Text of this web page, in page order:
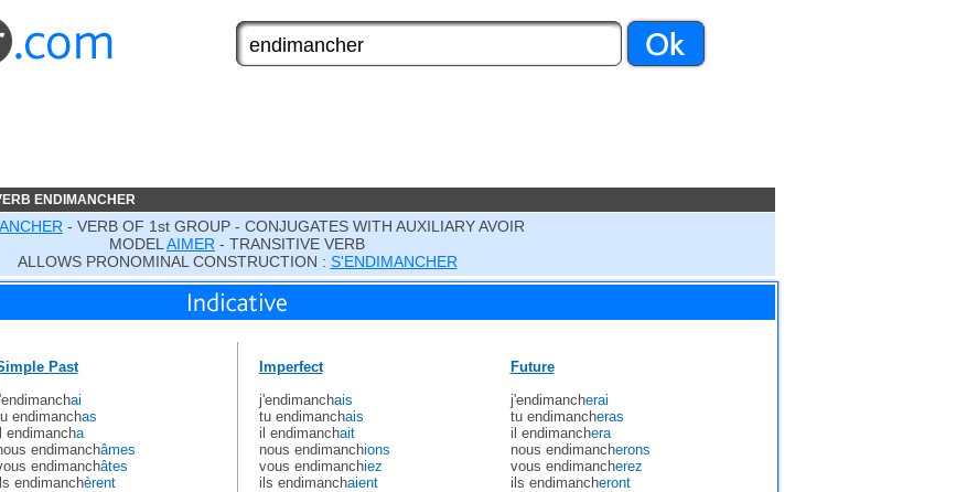
ENDIMANCHER
- VERB OF 1st GROUP - CONJUGATES WITH AUXILIARY AVOIR
MODEL AIMER - TRANSITIVE VERB
ALLOWS PRONOMINAL CONSTRUCTION : S'ENDIMANCHER
Past
ai
endimanchas
endimancha
endimanchâmes
endimanchâtes
endimanchèrent
Imperfect
j'endimanchais
tu endimanchais
il endimanchait
nous endimanchions
vous endimanchiez
ils endimanchaient
Future
j'endimancherai
tu endimancheras
il endimanchera
nous endimancherons
vous endimancherez
ils endimancheront